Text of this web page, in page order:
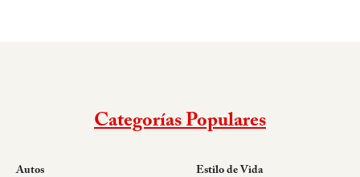
Categorías Populares
Autos Estilo de Vida